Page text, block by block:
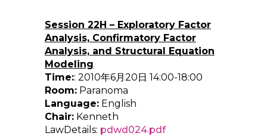
Session 22H – Exploratory Factor
Analysis, Confirmatory Factor
Analysis, and Structural Equation
Modeling
Time:: 2010年6月20日 14:00-18:00
Room: Paranoma
Language: English
Chair: Kenneth
LawDetails: pdwd024.pdf